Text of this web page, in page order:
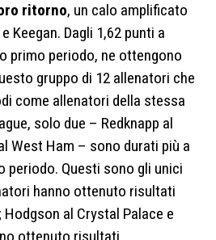
ritorno, un calo amplificato
Keegan. Dagli 1,62 punti a
primo periodo, ne ottengono
gruppo di 12 allenatori che
come allenatori della stessa
solo due – Redknapp al
West Ham – sono durati più a
periodo. Questi sono gli unici
hanno ottenuto risultati
al Crystal Palace e